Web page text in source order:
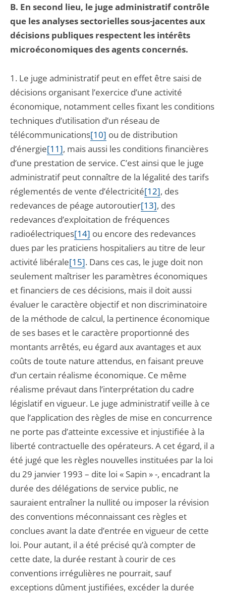
B. En second lieu, le juge administratif contrôle
que les analyses sectorielles sous-jacentes aux
décisions publiques respectent les intérêts
microéconomiques des agents concernés.
1. Le juge administratif peut en effet être saisi de
décisions organisant l’exercice d’une activité
économique, notamment celles fixant les conditions
techniques d’utilisation d’un réseau de
télécommunications[10] ou de distribution
d’énergie[11], mais aussi les conditions financières
d’une prestation de service. C’est ainsi que le juge
administratif peut connaître de la légalité des tarifs
réglementés de vente d’électricité[12], des
redevances de péage autoroutier[13], des
redevances d’exploitation de fréquences
radioélectriques[14] ou encore des redevances
dues par les praticiens hospitaliers au titre de leur
activité libérale[15]. Dans ces cas, le juge doit non
seulement maîtriser les paramètres économiques
et financiers de ces décisions, mais il doit aussi
évaluer le caractère objectif et non discriminatoire
de la méthode de calcul, la pertinence économique
de ses bases et le caractère proportionné des
montants arrêtés, eu égard aux avantages et aux
coûts de toute nature attendus, en faisant preuve
d’un certain réalisme économique. Ce même
réalisme prévaut dans l’interprétation du cadre
législatif en vigueur. Le juge administratif veille à ce
que l’application des règles de mise en concurrence
ne porte pas d’atteinte excessive et injustifiée à la
liberté contractuelle des opérateurs. A cet égard, il a
été jugé que les règles nouvelles instituées par la loi
du 29 janvier 1993 – dite loi « Sapin » -, encadrant la
durée des délégations de service public, ne
sauraient entraîner la nullité ou imposer la révision
des conventions méconnaissant ces règles et
conclues avant la date d’entrée en vigueur de cette
loi. Pour autant, il a été précisé qu’à compter de
cette date, la durée restant à courir de ces
conventions irrégulières ne pourrait, sauf
exceptions dûment justifiées, excéder la durée